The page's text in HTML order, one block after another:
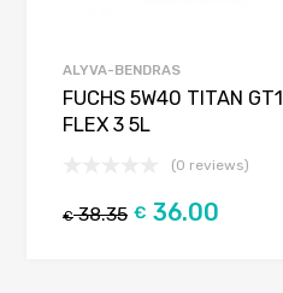
Į krepšelį
ALYVA-BENDRAS
FUCHS 5W40 TITAN GT1
FLEX 3 5L
(0 reviews)
€38.35 € 36.00